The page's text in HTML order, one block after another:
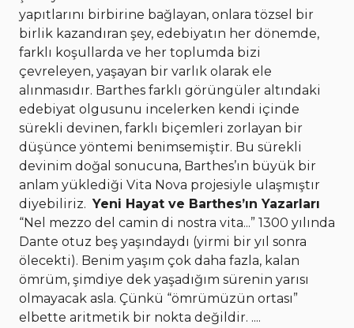
yapıtlarını birbirine bağlayan, onlara tözsel bir
birlik kazandıran şey, edebiyatın her dönemde,
farklı koşullarda ve her toplumda bizi
çevreleyen, yaşayan bir varlık olarak ele
alınmasıdır. Barthes farklı görüngüler altındaki
edebiyat olgusunu incelerken kendi içinde
sürekli devinen, farklı biçemleri zorlayan bir
düşünce yöntemi benimsemiştir. Bu sürekli
devinim doğal sonucuna, Barthes’ın büyük bir
anlam yüklediği Vita Nova projesiyle ulaşmıştır
diyebiliriz. Yeni Hayat ve Barthes’ın Yazarları
“Nel mezzo del camin di nostra vita...” 1300 yılında
Dante otuz beş yaşındaydı (yirmi bir yıl sonra
ölecekti). Benim yaşım çok daha fazla, kalan
ömrüm, şimdiye dek yaşadığım sürenin yarısı
olmayacak asla. Çünkü “ömrümüzün ortası”
elbette aritmetik bir nokta değildir. ....